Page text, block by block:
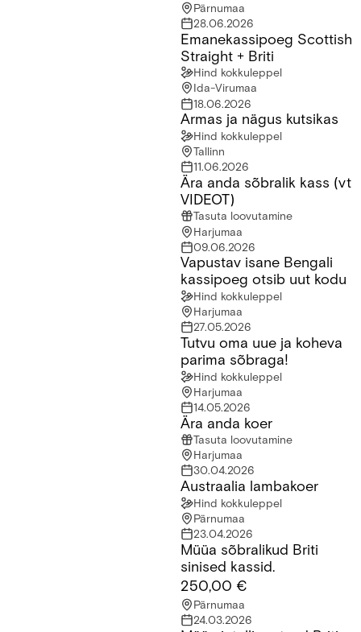
Pärnumaa
28.06.2026
Emanekassipoeg Scottish Straight + BritiEmanekassipoeg Scottish
Straight + Briti
Hind kokkuleppel
Ida-Virumaa
18.06.2026
Armas ja nägus kutsikas
Hind kokkuleppel
Tallinn
11.06.2026
Ära anda sõbralik kass (vt VIDEOT)Ära anda sõbralik kass (vt
VIDEOT)
Tasuta loovutamine
Harjumaa
09.06.2026
Vapustav isane Bengali kassipoeg otsib uut kodu
Vapustav isane Bengali
kassipoeg otsib uut kodu
Hind kokkuleppel
Harjumaa
27.05.2026
Tutvu oma uue ja koheva parima sõbraga!Tutvu oma uue ja koheva
parima sõbraga!
Hind kokkuleppel
Harjumaa
14.05.2026
Ära anda koer
Tasuta loovutamine
Harjumaa
30.04.2026
Austraalia lambakoer
Hind kokkuleppel
Pärnumaa
23.04.2026
Müüa sõbralikud Briti sinised kassid.Müüa sõbralikud Briti
sinised kassid.
250,00 €
Pärnumaa
24.03.2026